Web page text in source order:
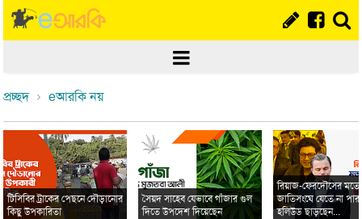
প্রচ্ছদ eআরকি নয়
টিসিবির ট্রাকের পেছনে দৌড়ানোর
কিছু উপকারিতা
সৈয়দ সাহেব যেভাবে গাঁজার গুল
দিতে উপদেশ দিয়েছেন
রিয়াজ-ফেরদৌসের মতো
জাতিসংঘে যেতে না
হলিউড ছাড়ছেন...